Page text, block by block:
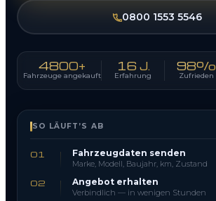
0800 1553 5546
4800+
Fahrzeuge angekauft
16 J.
Erfahrung
98%
Zufrieden
SO LÄUFT’S AB
01 Fahrzeugdaten senden
Marke, Modell, Baujahr, km, Zustand
02 Angebot erhalten
Verbindlich — in wenigen Stunden